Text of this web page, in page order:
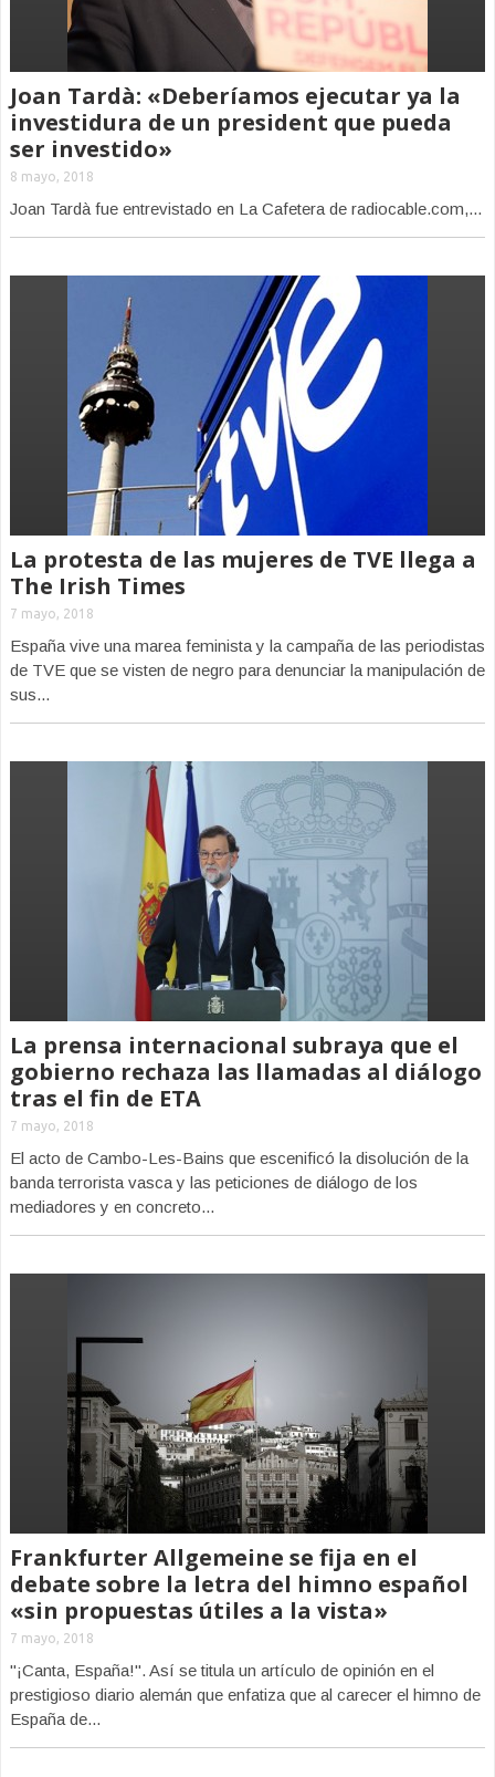
Joan Tardà: «Deberíamos ejecutar ya la
investidura de un president que pueda
ser investido»
8 mayo, 2018
Joan Tardà fue entrevistado en La Cafetera de radiocable.com,...
La protesta de las mujeres de TVE llega a
The Irish Times
7 mayo, 2018
España vive una marea feminista y la campaña de las periodistas
de TVE que se visten de negro para denunciar la manipulación de
sus...
La prensa internacional subraya que el
gobierno rechaza las llamadas al diálogo
tras el fin de ETA
7 mayo, 2018
El acto de Cambo-Les-Bains que escenificó la disolución de la
banda terrorista vasca y las peticiones de diálogo de los
mediadores y en concreto...
Frankfurter Allgemeine se fija en el
debate sobre la letra del himno español
«sin propuestas útiles a la vista»
7 mayo, 2018
"¡Canta, España!". Así se titula un artículo de opinión en el
prestigioso diario alemán que enfatiza que al carecer el himno de
España de...